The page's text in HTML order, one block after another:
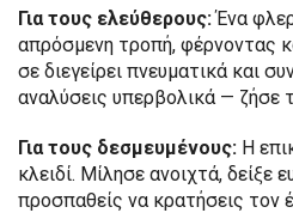
Για τους ελεύθερους:Ένα
απρόσμενη τροπή, φέρνοντας
σε διεγείρει πνευματικά και
αναλύσεις υπερβολικά — ζήσε
Για τους δεσμευμένους: Η
κλειδί. Μίλησε ανοιχτά, δείξε
προσπαθείς να κρατήσεις